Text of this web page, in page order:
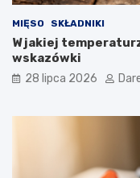
MIĘSO SKŁADNIKI
W jakiej
wskazówki
28 lipca 2026